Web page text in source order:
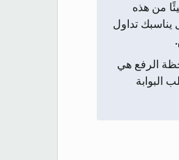
من هذه
تداول
الرفع هي
البوابة